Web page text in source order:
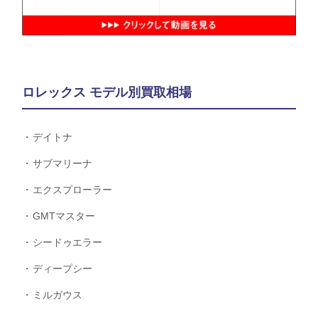
ロレックス モデル別買取相場
デイトナ
サブマリーナ
エクスプローラー
GMTマスター
シードゥエラー
ディープシー
ミルガウス